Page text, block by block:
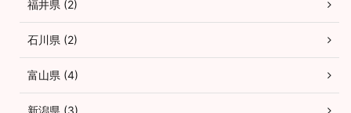
福井県 (2)
石川県 (2)
富山県 (4)
新潟県 (3)